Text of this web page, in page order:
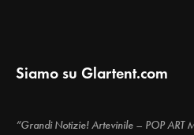
Siamo su Glartent.com
“Grandi Notizie! Artevinile – POP ART